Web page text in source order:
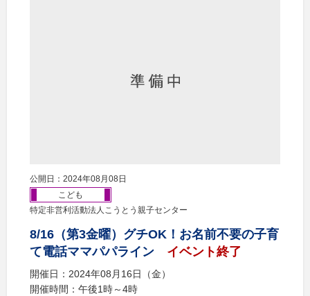
公開日：2024年08月08日
こども
特定非営利活動法人こうとう親子センター
8/16（第3金曜）グチOK！お名前不要の子育
て電話ママパパライン
イベント終了
開催日：2024年08月16日（金）
開催時間：午後1時～4時